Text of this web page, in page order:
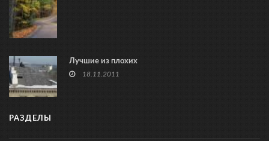
Лучшие из плохих
18.11.2011
РАЗДЕЛЫ